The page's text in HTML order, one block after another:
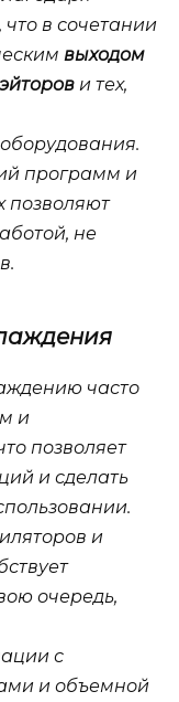
, что в сочетании
выходом
и тех,
программ и
позволяют
, не
часто
и
позволяет
и сделать
и
очередь,
с
и объемной